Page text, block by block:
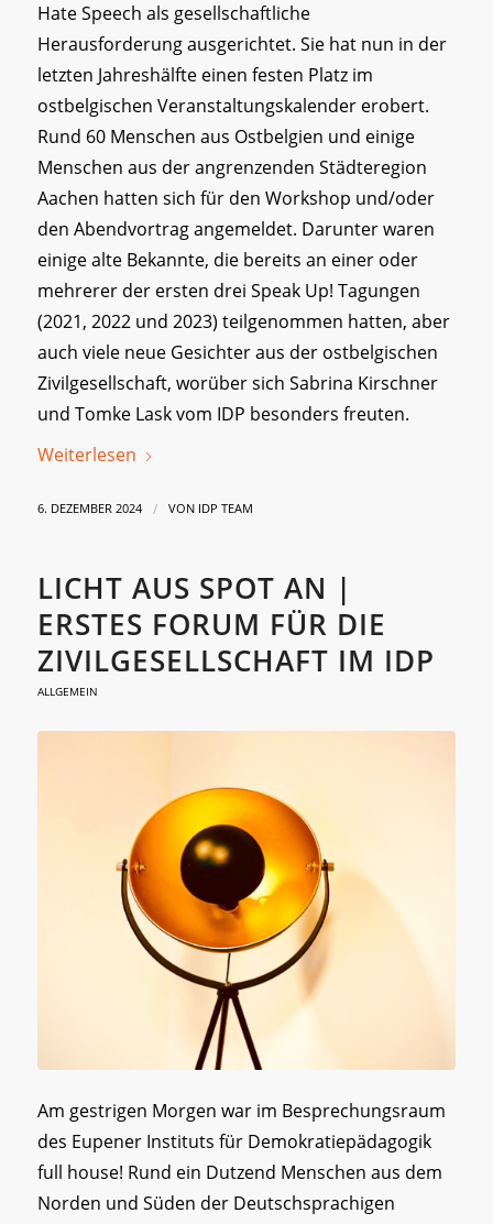
Hate Speech als gesellschaftliche
Herausforderung ausgerichtet. Sie hat nun in der
letzten Jahreshälfte einen festen Platz im
ostbelgischen Veranstaltungskalender erobert.
Rund 60 Menschen aus Ostbelgien und einige
Menschen aus der angrenzenden Städteregion
Aachen hatten sich für den Workshop und/oder
den Abendvortrag angemeldet. Darunter waren
einige alte Bekannte, die bereits an einer oder
mehrerer der ersten drei Speak Up! Tagungen
(2021, 2022 und 2023) teilgenommen hatten, aber
auch viele neue Gesichter aus der ostbelgischen
Zivilgesellschaft, worüber sich Sabrina Kirschner
und Tomke Lask vom IDP besonders freuten.
Weiterlesen
6. DEZEMBER 2024 / VON IDP TEAM
LICHT AUS SPOT AN |
ERSTES FORUM FÜR DIE
ZIVILGESELLSCHAFT IM IDP
ALLGEMEIN
Am gestrigen Morgen war im Besprechungsraum
des Eupener Instituts für Demokratiepädagogik
full house! Rund ein Dutzend Menschen aus dem
Norden und Süden der Deutschsprachigen